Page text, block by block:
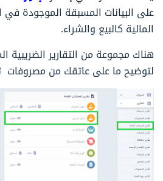
على البيانات المسبقة الموجودة في
المالية كالبيع والشراء.
هناك مجموعة من التقارير الضريبية
لتوضيح ما على عاتقك من مصروفات